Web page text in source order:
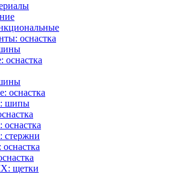
оснастка
оснастка
оснастка
шипы
стержни
щетки